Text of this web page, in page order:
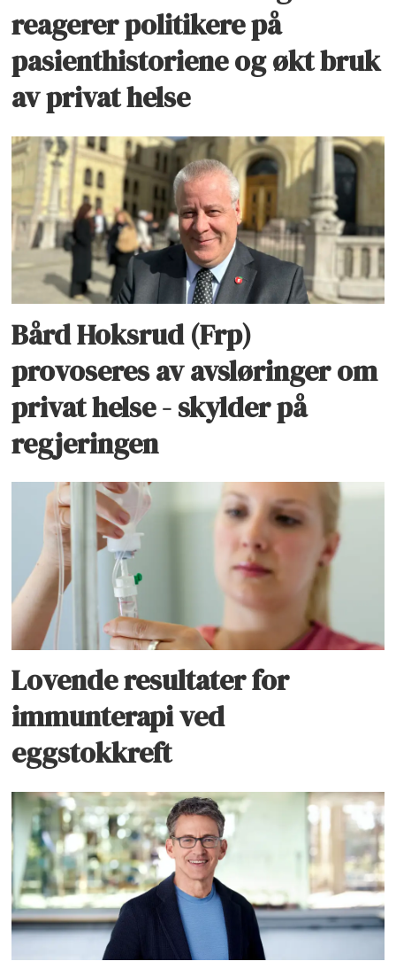
reagerer politikere på
pasienthistoriene og økt bruk
av privat helse
Bård Hoksrud (Frp)
provoseres av avsløringer om
privat helse - skylder på
regjeringen
Lovende resultater for
immunterapi ved
eggstokkreft